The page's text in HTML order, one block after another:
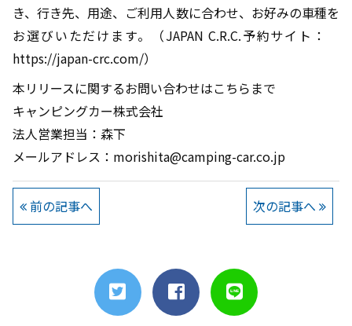
き、行き先、用途、ご利用人数に合わせ、お好みの車種を
お選びいただけます。（JAPAN C.R.C.予約サイト：
https://japan-crc.com/）
本リリースに関するお問い合わせはこちらまで
キャンピングカー株式会社
法人営業担当：森下
メールアドレス：morishita@camping-car.co.jp
前の記事へ 次の記事へ